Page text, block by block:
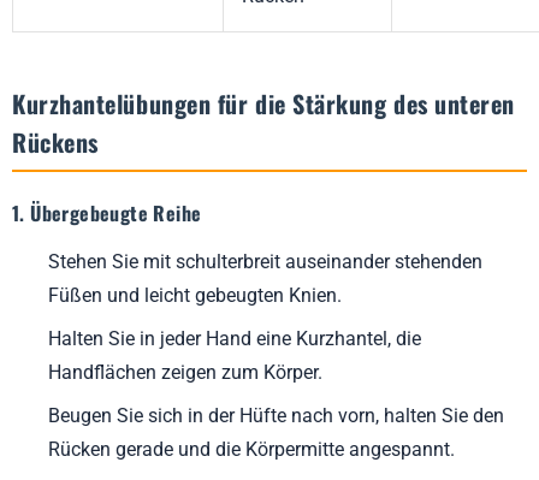
Kurzhantelübungen für die Stärkung des unteren
Rückens
1. Übergebeugte Reihe
Stehen Sie mit schulterbreit auseinander stehenden
Füßen und leicht gebeugten Knien.
Halten Sie in jeder Hand eine Kurzhantel, die
Handflächen zeigen zum Körper.
Beugen Sie sich in der Hüfte nach vorn, halten Sie den
Rücken gerade und die Körpermitte angespannt.